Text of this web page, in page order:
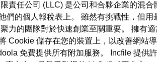
責任公司 (LLC) 是公司和合夥企業的混
們的個人報稅表上。 雖然有挑戰性，但
力的團隊對於快速創業至關重要。 擁有
Cookie 儲存在您的裝置上，以改善網站
免費提供所有附加服務。 Incfile 提供